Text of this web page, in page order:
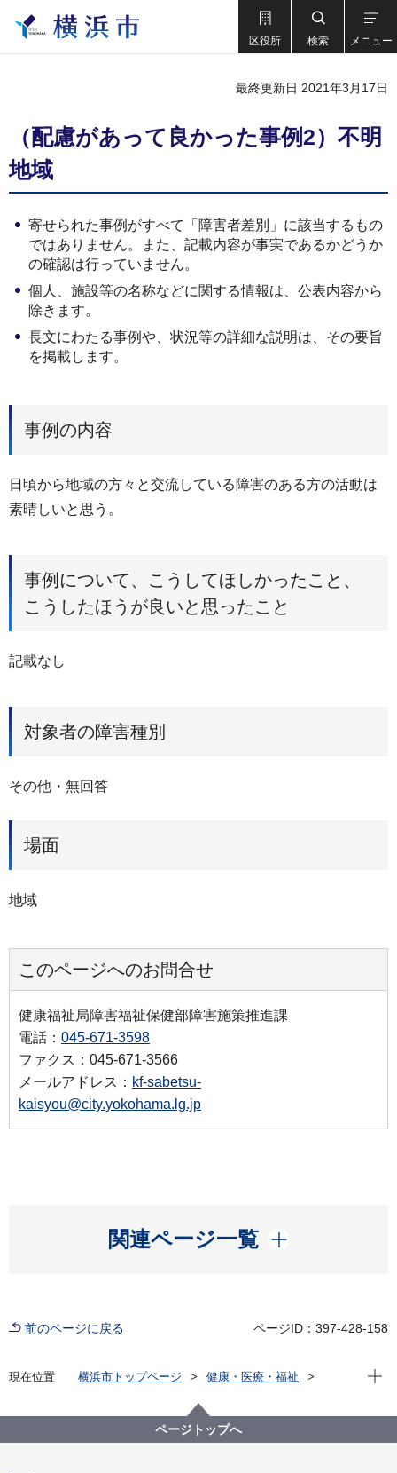
区役所 検索 メニュー
最終更新日 2021年3月17日
（配慮があって良かった事例2）不明
地域
寄せられた事例がすべて「障害者差別」に該当するもの
ではありません。また、記載内容が事実であるかどうか
の確認は行っていません。
個人、施設等の名称などに関する情報は、公表内容から
除きます。
長文にわたる事例や、状況等の詳細な説明は、その要旨
を掲載します。
事例の内容
日頃から地域の方々と交流している障害のある方の活動は
素晴しいと思う。
事例について、こうしてほしかったこと、
こうしたほうが良いと思ったこと
記載なし
対象者の障害種別
その他・無回答
場面
地域
このページへのお問合せ
健康福祉局障害福祉保健部障害施策推進課
電話： 045-671-3598
ファクス：045-671-3566
メールアドレス： kf-sabetsu-
kaisyou@city.yokohama.lg.jp
関連ページ一覧
開く
前のページに戻る ページID：397-428-158
現在位置 横浜市トップページ
健康・医療・福祉
障害者差別解消法への対応
（配慮があって良かった事例2）不明 地域
現在
ページトップへ